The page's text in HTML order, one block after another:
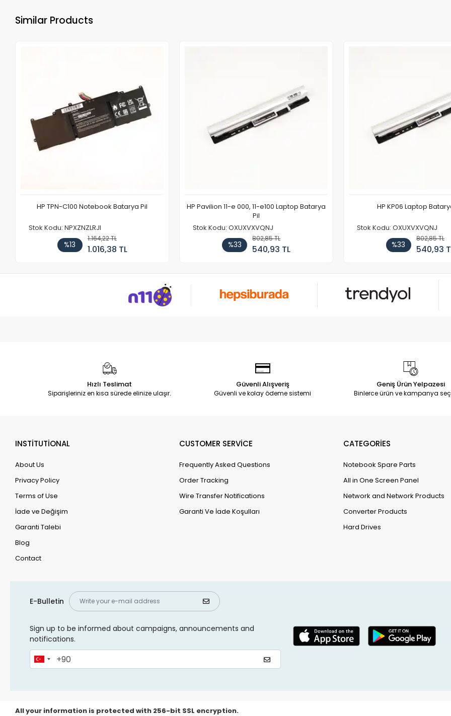
Similar Products
HP TPN-C100 Notebook Batarya Pil
Stok Kodu: NPXZNZLRJI
%13
1.164,22 TL
1.016,38 TL
HP Pavilion 11-e 000, 11-e100 Laptop Batarya
Pil
Stok Kodu: OXUXVXVQNJ
%33
802,85 TL
540,93 TL
HP KP06 Laptop
Stok Kodu: OXUXVXVQNJ
%33
802,85 TL
540,93
Hızlı Teslimat
Siparişleriniz en kısa sürede elinize ulaşır.
Güvenli Alışveriş
Güvenli ve kolay ödeme sistemi
Geniş Ürün Yelpazesi
Binlerce ürün ve kampanya
INSTİTUTİONAL
About Us
Privacy Policy
Terms of Use
İade ve Değişim
Garanti Talebi
Blog
Contact
CUSTOMER SERVİCE
Frequently Asked Questions
Order Tracking
Wire Transfer Notifications
Garanti Ve İade Koşulları
CATEGORİES
Notebook Spare Parts
All in One Screen Panel
Network and Network Products
Converter Products
Hard Drives
E-Bulletin
Sign up to be informed about campaigns, announcements and
notifications.
All your information is protected with 256-bit SSL encryption.